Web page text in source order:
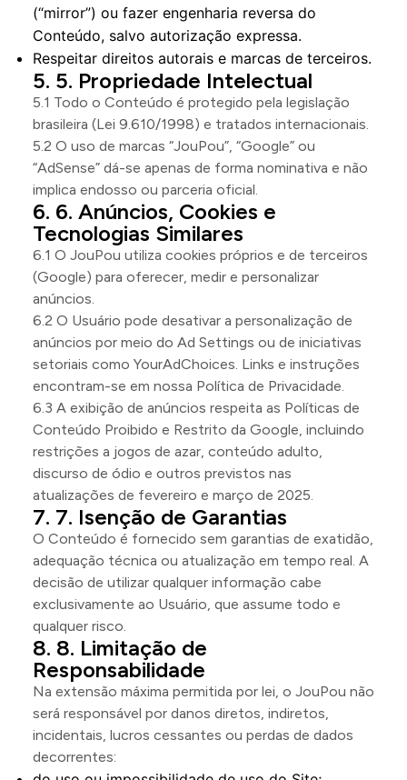
(“mirror”) ou fazer engenharia reversa do
Conteúdo, salvo autorização expressa.
Respeitar direitos autorais e marcas de terceiros.
5. Propriedade Intelectual
5.1 Todo o Conteúdo é protegido pela legislação
brasileira (Lei 9.610/1998) e tratados internacionais.
5.2 O uso de marcas “JouPou”, “Google” ou
“AdSense” dá-se apenas de forma nominativa e não
implica endosso ou parceria oficial.
6. Anúncios, Cookies e
Tecnologias Similares
6.1 O JouPou utiliza cookies próprios e de terceiros
(Google) para oferecer, medir e personalizar
anúncios.
6.2 O Usuário pode desativar a personalização de
anúncios por meio do Ad Settings ou de iniciativas
setoriais como YourAdChoices. Links e instruções
encontram-se em nossa Política de Privacidade.
6.3 A exibição de anúncios respeita as Políticas de
Conteúdo Proibido e Restrito da Google, incluindo
restrições a jogos de azar, conteúdo adulto,
discurso de ódio e outros previstos nas
atualizações de fevereiro e março de 2025.
7. Isenção de Garantias
O Conteúdo é fornecido sem garantias de exatidão,
adequação técnica ou atualização em tempo real. A
decisão de utilizar qualquer informação cabe
exclusivamente ao Usuário, que assume todo e
qualquer risco.
8. Limitação de
Responsabilidade
Na extensão máxima permitida por lei, o JouPou não
será responsável por danos diretos, indiretos,
incidentais, lucros cessantes ou perdas de dados
decorrentes: